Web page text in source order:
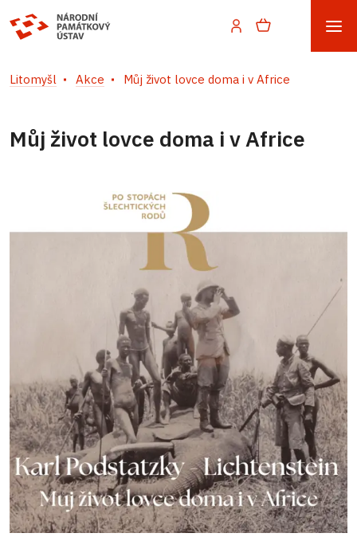
Litomyšl Akce Můj život lovce doma i v Africe
Můj život lovce doma i v Africe